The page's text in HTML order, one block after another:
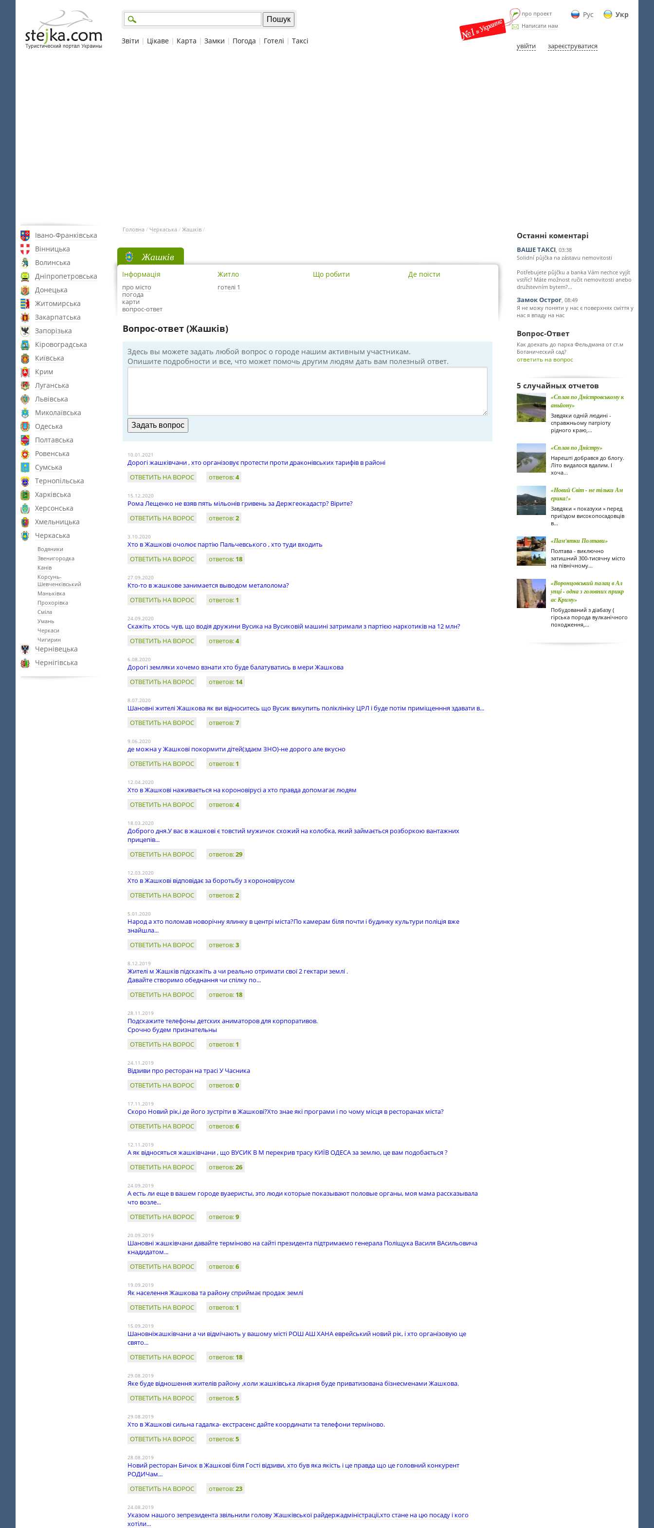
Рус Укр
про проект
Написати нам
увійти зареєструватися
Звіти | Цікаве | Карта | Замки | Погода | Готелі | Таксі
Івано-Франківська
Вінницька
Волинська
Дніпропетровська
Донецька
Житомирська
Закарпатська
Запорізька
Кіровоградська
Київська
Крим
Луганська
Львівська
Миколаївська
Одеська
Полтавська
Ровенська
Сумська
Тернопільська
Харківська
Херсонська
Хмельницька
Черкаська
Водяники
Звенигородка
Канів
Корсунь-
Шевченківський
Маньківка
Прохорівка
Сміла
Умань
Черкаси
Чигирин
Чернівецька
Чернігівська
Головна / Черкаська / Жашків /
Жашків
Інформація
про місто
погода
карти
вопрос-ответ
Житло
готелі 1
Що робити Де поїсти
Вопрос-ответ (Жашків)
Здесь вы можете задать любой вопрос о городе нашим активным участникам.
Опишите подробности и все, что может помочь другим людям дать вам полезный ответ.
10.01.2021
Дорогі жашківчани , хто організовує протести проти драконівських тарифів в районі
ОТВЕТИТЬ НА ВОРОС
ответов:4
15.12.2020
Рома Лещенко не взяв пять мільонів гривень за Держгеокадастр? Вірите?
ОТВЕТИТЬ НА ВОРОС
ответов:2
3.10.2020
Хто в Жашкові очолює партію Пальчевського , хто туди входить
ОТВЕТИТЬ НА ВОРОС
ответов: 18
27.09.2020
Кто-то в жашкове занимается выводом металолома?
ОТВЕТИТЬ НА ВОРОС
ответов: 1
24.09.2020
Скажіть хтось чув, що водія дружини Вусика на Вусиковій машині затримали з партією наркотиків на 12 млн?
ОТВЕТИТЬ НА ВОРОС
ответов:4
6.08.2020
Дорогі земляки хочемо взнати хто буде балатуватись в мери Жашкова
ОТВЕТИТЬ НА ВОРОС
ответов: 14
8.07.2020
Шановні жителі Жашкова як ви відноситесь що Вусик викупить поліклініку ЦРЛ і буде потім приміщенння здавати в...
ОТВЕТИТЬ НА ВОРОС
ответов:7
9.06.2020
де можна у Жашкові покормити дітей(здаєм ЗНО)-не дорого але вкусно
ОТВЕТИТЬ НА ВОРОС
ответов: 1
12.04.2020
Хто в Жашкові наживається на короновірусі а хто правда допомагає людям
ОТВЕТИТЬ НА ВОРОС
ответов:4
18.03.2020
Доброго дня.У вас в жашкові є товстий мужичок схожий на колобка, який займається розборкою вантажних
прицепів...
ОТВЕТИТЬ НА ВОРОС
ответов:29
12.03.2020
Хто в Жашкові відповідає за боротьбу з короновірусом
ОТВЕТИТЬ НА ВОРОС
ответов:2
5.01.2020
Народ а хто поломав новорічну ялинку в центрі міста?По камерам біля почти і будинку культури поліція вже
знайшла...
ОТВЕТИТЬ НА ВОРОС
ответов:3
8.12.2019
Жителі м Жашків підскажіть а чи реально отримати свої 2 гектари землі .
Давайте створимо обеднання чи спілку по...
ОТВЕТИТЬ НА ВОРОС
ответов: 18
28.11.2019
Подскажите телефоны детских аниматоров для корпоративов.
Срочно будем признательны
ОТВЕТИТЬ НА ВОРОС
ответов: 1
24.11.2019
Відзиви про ресторан на трасі У Часника
ОТВЕТИТЬ НА ВОРОС
ответов:0
17.11.2019
Скоро Новий рік,і де його зустріти в Жашкові?Хто знае які програми і по чому місця в ресторанах міста?
ОТВЕТИТЬ НА ВОРОС
ответов:6
12.11.2019
А як відносяться жашківчани , що ВУСИК В М перекрив трасу КИЇВ ОДЕСА за землю, це вам подобається ?
ОТВЕТИТЬ НА ВОРОС
ответов:26
24.09.2019
А есть ли еще в вашем городе вуаеристы, это люди которые показывают половые органы, моя мама рассказывала
что возле...
ОТВЕТИТЬ НА ВОРОС
ответов:9
20.09.2019
Шановні жашківчани давайте терміново на сайті президента підтримаємо генерала Поліщука Василя ВАсильовича
кнадидатом...
ОТВЕТИТЬ НА ВОРОС
ответов:6
19.09.2019
Як населення Жашкова та району сприймає продаж землі
ОТВЕТИТЬ НА ВОРОС
ответов: 1
15.09.2019
Шановніжашківчани а чи відмічають у вашому місті РОШ АШ ХАНА еврейський новий рік, і хто організовую це
свято...
ОТВЕТИТЬ НА ВОРОС
ответов: 18
29.08.2019
Яке буде відношення жителів району ,коли жашківська лікарня буде приватизована бізнесменами Жашкова.
ОТВЕТИТЬ НА ВОРОС
ответов:5
29.08.2019
Хто в Жашкові сильна гадалка- екстрасенс дайте координати та телефони терміново.
ОТВЕТИТЬ НА ВОРОС
ответов:5
28.08.2019
Новий ресторан Бичок в Жашкові біля Гості відзиви, хто був яка якість і це правда що це головний конкурент
РОДИЧам...
ОТВЕТИТЬ НА ВОРОС
ответов:23
24.08.2019
Указом нашого зепрезидента звільнили голову Жашківської райдержадміністрації,хто стане на цю посаду і кого
хотіли...
Останні коментарі
ВАШЕ ТАКСІ, 03:38
Solidní půjčka na zástavu nemovitosti
Potřebujete půjčku a banka Vám nechce vyjít
vstříc? Máte možnost ručit nemovitosti anebo
družstevním bytem?...
Замок Острог, 08:49
Я не можу поняти у нас є поверхнях сміття у
нас я впаду на нас
Вопрос-Ответ
Как доехать до парка Фельдмана от ст.м
Ботанический сад?
ответить на вопрос
5 случайных отчетов
«Сплав по Дністровському к
аньйону»
Завдяки одній людині -
справжньому патріоту
рідного краю,...
«Сплав по Дністру»
Нарешті добрався до блогу.
Літо видалося вдалим. І
хоча...
«Новий Світ - не тільки Ам
ерика!»
Завдяки « показухи » перед
приїздом високопосадовців
в...
«Пам'ятки Полтави»
Полтава - виключно
затишний 300-тисячну місто
на північному...
«Воронцовський палац в Ал
упці - одна з головних прикр
ас Криму»
Побудований з діабазу (
гірська порода вулканічного
походження,...